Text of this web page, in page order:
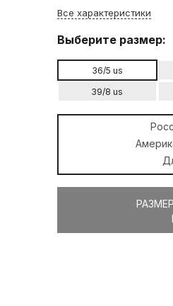
Все характеристики
Выберите размер:
36/5 us
39/8 us